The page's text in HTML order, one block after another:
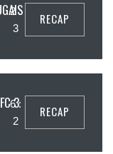
2 :
3
RECAP
3
6 :
2
RECAP